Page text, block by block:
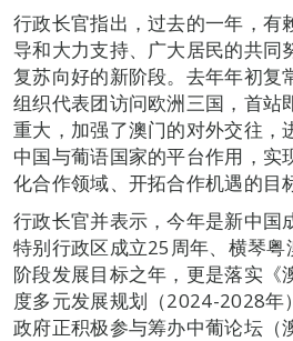
行政长官指出，过去的一年，有
导和大力支持、广大居民的共同
复苏向好的新阶段。去年年初复
组织代表团访问欧洲三国，首站
重大，加强了澳门的对外交往，
中国与葡语国家的平台作用，实
化合作领域、开拓合作机遇的目
行政长官并表示，今年是新中国
特别行政区成立25周年、横琴粤
阶段发展目标之年，更是落实《
度多元发展规划（2024-2028年
政府正积极参与筹办中葡论坛（